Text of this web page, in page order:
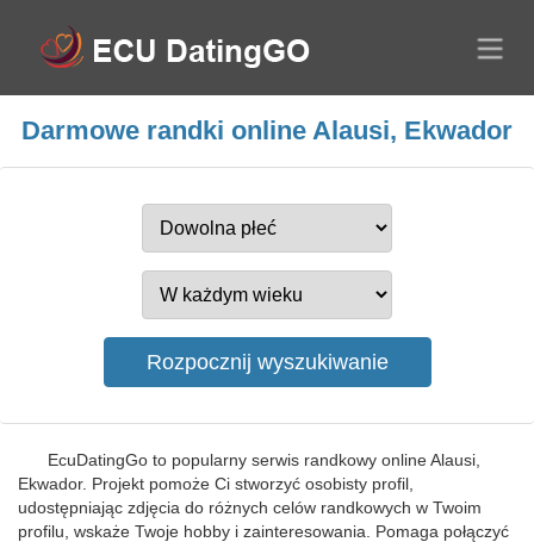
Darmowe randki online Alausi, Ekwador
EcuDatingGo to popularny serwis randkowy online Alausi,
Ekwador. Projekt pomoże Ci stworzyć osobisty profil,
udostępniając zdjęcia do różnych celów randkowych w Twoim
profilu, wskaże Twoje hobby i zainteresowania. Pomaga połączyć